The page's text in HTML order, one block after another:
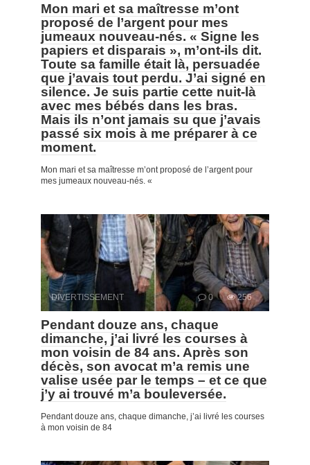
Mon mari et sa maîtresse m’ont
proposé de l’argent pour mes
jumeaux nouveau-nés. « Signe les
papiers et disparais », m’ont-ils dit.
Toute sa famille était là, persuadée
que j’avais tout perdu. J’ai signé en
silence. Je suis partie cette nuit-là
avec mes bébés dans les bras.
Mais ils n’ont jamais su que j’avais
passé six mois à me préparer à ce
moment.
Mon mari et sa maîtresse m’ont proposé de l’argent pour
mes jumeaux nouveau-nés. «
DIVERTISSEMENT 0 256
Pendant douze ans, chaque
dimanche, j’ai livré les courses à
mon voisin de 84 ans. Après son
décès, son avocat m’a remis une
valise usée par le temps – et ce que
j’y ai trouvé m’a bouleversée.
Pendant douze ans, chaque dimanche, j’ai livré les courses
à mon voisin de 84